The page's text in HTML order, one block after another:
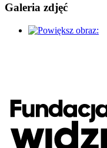
Galeria zdjęć